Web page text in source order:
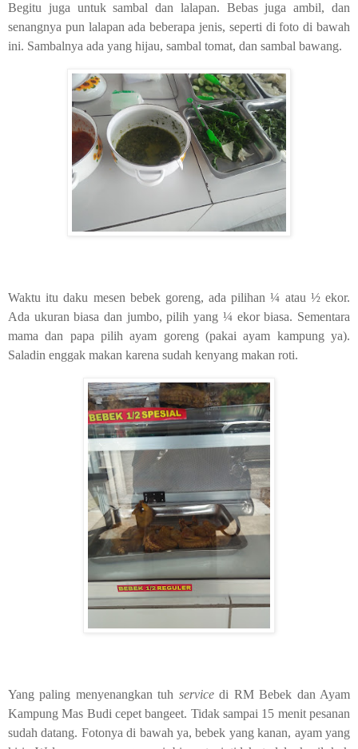
Begitu juga untuk sambal dan lalapan. Bebas juga ambil, dan
senangnya pun lalapan ada beberapa jenis, seperti di foto di bawah
ini. Sambalnya ada yang hijau, sambal tomat, dan sambal bawang.
Waktu itu daku mesen bebek goreng, ada pilihan ¼ atau ½ ekor.
Ada ukuran biasa dan jumbo, pilih yang ¼ ekor biasa. Sementara
mama dan papa pilih ayam goreng (pakai ayam kampung ya).
Saladin enggak makan karena sudah kenyang makan roti.
Yang paling menyenangkan tuh servicedi RM Bebek dan Ayam
Kampung Mas Budi cepet bangeet. Tidak sampai 15 menit pesanan
sudah datang. Fotonya di bawah ya, bebek yang kanan, ayam yang